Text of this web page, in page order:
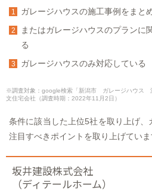
ガレージハウスの施工事例をまと
またはガレージハウスのプランに
る
ガレージハウスのみ対応している
※調査対象：google検索「新潟市 ガレージハウス
文住宅会社（調査時期：2022年11月2日）
条件に該当した上位5社を取り上げ
注目すべきポイントを取り上げていま
坂井建設株式会社
（ディテールホーム）